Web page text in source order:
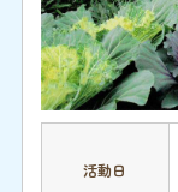
活動日